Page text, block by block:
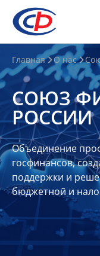
О
нас
О
СФР
Совет
Союза
Участники
Планы
отчеты
Контакты
Главная О нас
СОЮЗ
РОССИИ
Объединение
госфинансов,
поддержки и
бюджетной и